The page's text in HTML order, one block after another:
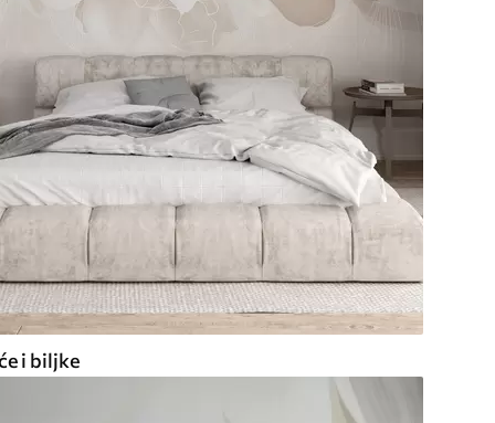
i biljke